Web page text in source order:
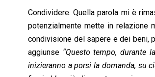
Condividere. Quella parola mi è
potenzialmente mette in relazione
condivisione del sapere e dei beni,
aggiunse “Questo tempo, durante
inizieranno a porsi la domanda, su